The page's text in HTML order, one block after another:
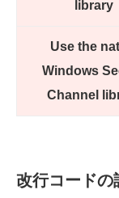
library
Use the
Windows
Channel
改行コードの